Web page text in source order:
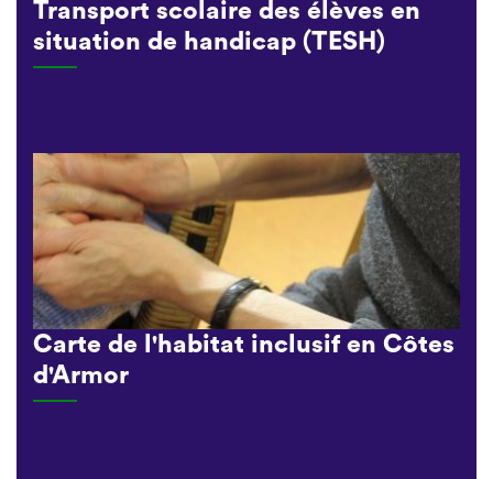
Transport scolaire des élèves en
situation de handicap (TESH)
Carte de l'habitat inclusif en Côtes
d'Armor